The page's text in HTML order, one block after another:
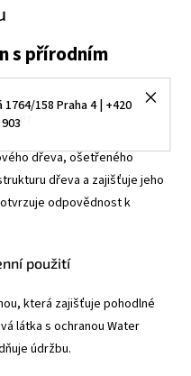
1764/158 Praha 4 | +420
s přírodním
dřeva, ošetřeného
dřeva a zajišťuje jeho
odpovědnost k
použití
která zajišťuje pohodlné
látka s ochranou Water
údržbu.